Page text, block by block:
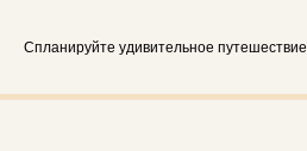
Спланируйте удивительное путешествие